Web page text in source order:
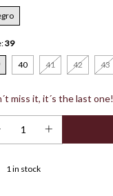
39
40 41 42 43
miss it, it´s the last one!
1 in stock